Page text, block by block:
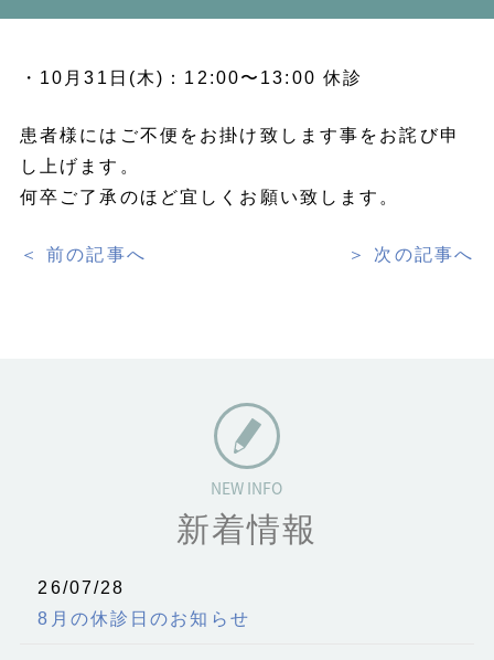
・10月31日(木)：12:00〜13:00 休診
患者様にはご不便をお掛け致します事をお詫び申
し上げます。
何卒ご了承のほど宜しくお願い致します。
＜ 前の記事へ ＞ 次の記事へ
新着情報
26/07/28
8月の休診日のお知らせ